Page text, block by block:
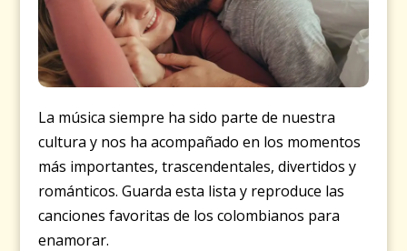
La música siempre ha sido parte de nuestra
cultura y nos ha acompañado en los momentos
más importantes, trascendentales, divertidos y
románticos. Guarda esta lista y reproduce las
canciones favoritas de los colombianos para
enamorar.